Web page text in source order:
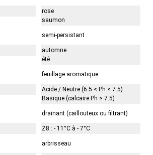
rose
saumon
semi-persistant
automne
été
feuillage aromatique
Acide / Neutre (6.5 < Ph < 7.5)
Basique (calcaire Ph > 7.5)
drainant (caillouteux ou filtrant)
Z8 : - 11°C à - 7°C
arbrisseau